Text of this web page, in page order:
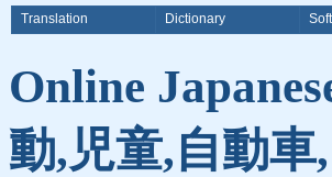
Translation Dictionary
Online
動,児童,自動